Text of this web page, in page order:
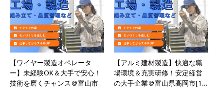
【ワイヤー製造オペレータ
ー】未経験OK＆大手で安心！
技術を磨くチャンス＠富山市
【アルミ建材製造】快適な職
場環境＆充実研修！安定経営
の大手企業＠富山県高岡市[1…